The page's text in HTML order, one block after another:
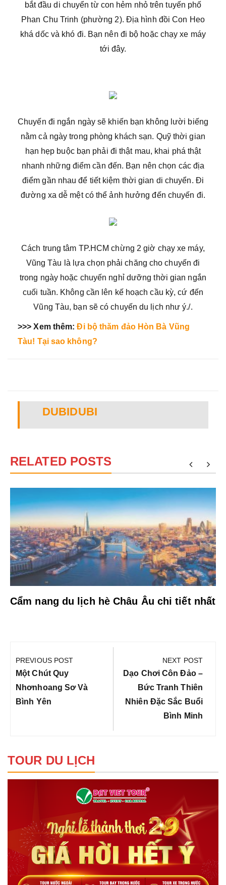
bắt đầu di chuyển từ con hẻm nhỏ trên tuyến phố
Phan Chu Trinh (phường 2). Địa hình đồi Con Heo
khá dốc và khó đi. Bạn nên đi bộ hoặc chạy xe máy
tới đây.
Chuyến đi ngắn ngày sẽ khiến bạn không lười biếng
nằm cả ngày trong phòng khách sạn. Quỹ thời gian
hạn hẹp buộc bạn phải đi thật mau, khai phá thật
nhanh những điểm cần đến. Bạn nên chọn các địa
điểm gần nhau để tiết kiệm thời gian di chuyển. Đi
đường xa dễ mệt có thể ảnh hưởng đến chuyến đi.
Cách trung tâm TP.HCM chừng 2 giờ chạy xe máy,
Vũng Tàu là lựa chọn phải chăng cho chuyến đi
trong ngày hoặc chuyến nghỉ dưỡng thời gian ngắn
cuối tuần. Không cần lên kế hoạch cầu kỳ, cứ đến
Vũng Tàu, bạn sẽ có chuyến du lịch như ý./.
>>> Xem thêm:Đi bộ thăm đảo Hòn Bà Vũng
Tàu! Tại sao không?
DUBIDUBI
RELATED POSTS
Cẩm nang du lịch hè Châu Âu chi tiết nhất
hướng
bài
viết
PREVIOUS POST
Previous
Post:
Một Chút Quy
Nhơnhoang Sơ Và
Bình Yên
NEXT POST
Next
Post:
Dạo Chơi Côn Đảo –
Bức Tranh Thiên
Nhiên Đặc Sắc Buổi
Bình Minh
TOUR DU LỊCH